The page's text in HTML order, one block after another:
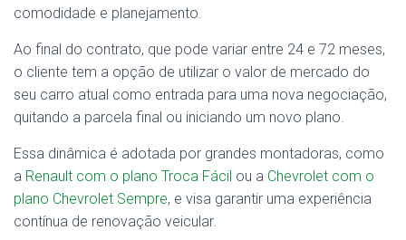
comodidade e planejamento.
Ao final do contrato, que pode variar entre 24 e 72 meses,
o cliente tem a opção de utilizar o valor de mercado do
seu carro atual como entrada para uma nova negociação,
quitando a parcela final ou iniciando um novo plano.
Essa dinâmica é adotada por grandes montadoras, como
a Renault com o plano Troca Fácil ou a Chevrolet com o
plano Chevrolet Sempre, e visa garantir uma experiência
contínua de renovação veicular.